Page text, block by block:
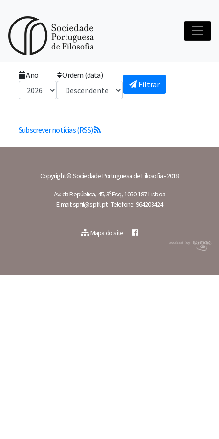
Início Notícias
Ano
Ordem (data)
Filtrar
Subscrever notícias (RSS)
Copyright © Sociedade Portuguesa de Filosofia - 2018
Av. da República, 45, 3º Esq, 1050-187 Lisboa
E-mail: spfil@spfil.pt | Telefone: 964203424
Mapa do site